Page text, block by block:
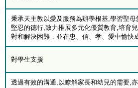
秉承天主教以愛及服務為辦學根基,學習聖
堅忍的德行,致力推展多元化優質教育,培育
對和解決困難，並在忠、信、孝、愛中愉快
對學生支援
透過有效的溝通,以瞭解家長和幼兒的需要,